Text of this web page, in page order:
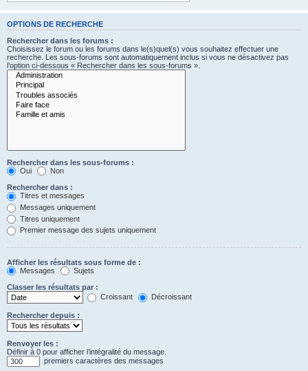
OPTIONS DE RECHERCHE
Rechercher dans les forums :
Choisissez le forum ou les forums dans le(s)quel(s) vous souhaitez effectuer une
recherche. Les sous-forums sont automatiquement inclus si vous ne désactivez pas
l’option ci-dessous « Rechercher dans les sous-forums ».
Rechercher dans les sous-forums :
Oui
Non
Rechercher dans :
Titres et messages
Messages uniquement
Titres uniquement
Premier message des sujets uniquement
Afficher les résultats sous forme de :
Messages
Sujets
Classer les résultats par :
Croissant
Décroissant
Rechercher depuis :
Renvoyer les :
Définir à 0 pour afficher l’intégralité du message.
premiers caractères des messages